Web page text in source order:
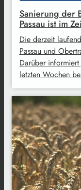
Sanierung der
Passau ist im
Die derzeit
Passau und
Darüber
letzten Wochen